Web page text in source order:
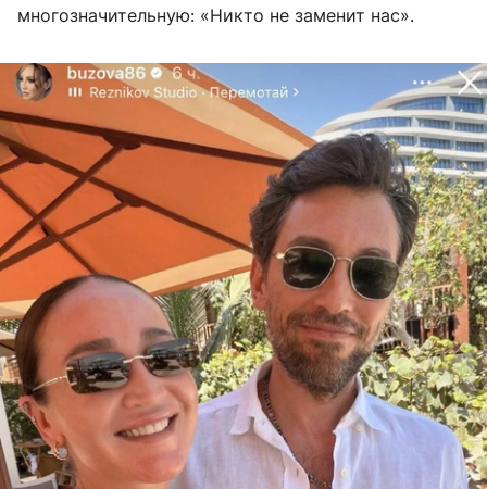
многозначительную: «Никто не заменит нас».